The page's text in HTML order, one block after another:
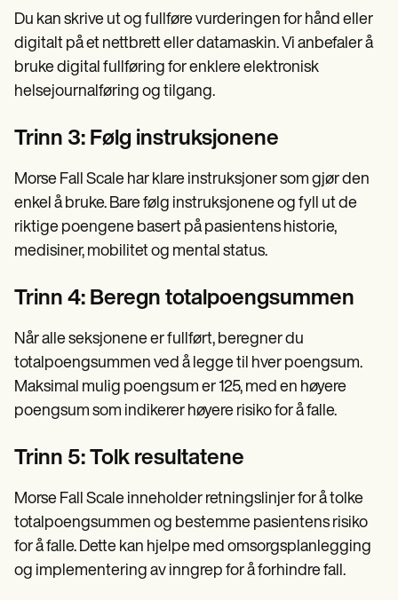
Du kan skrive ut og fullføre vurderingen for hånd eller
digitalt på et nettbrett eller datamaskin. Vi anbefaler å
bruke digital fullføring for enklere elektronisk
helsejournalføring og tilgang.
Trinn 3: Følg instruksjonene
Morse Fall Scale har klare instruksjoner som gjør den
enkel å bruke. Bare følg instruksjonene og fyll ut de
riktige poengene basert på pasientens historie,
medisiner, mobilitet og mental status.
Trinn 4: Beregn totalpoengsummen
Når alle seksjonene er fullført, beregner du
totalpoengsummen ved å legge til hver poengsum.
Maksimal mulig poengsum er 125, med en høyere
poengsum som indikerer høyere risiko for å falle.
Trinn 5: Tolk resultatene
Morse Fall Scale inneholder retningslinjer for å tolke
totalpoengsummen og bestemme pasientens risiko
for å falle. Dette kan hjelpe med omsorgsplanlegging
og implementering av inngrep for å forhindre fall.